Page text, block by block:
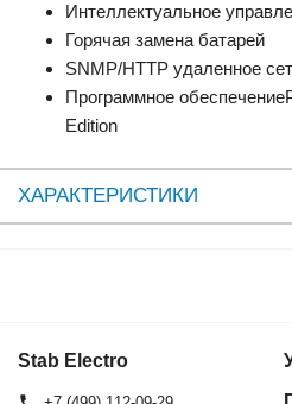
Интеллектуальное
Горячая замена батарей
SNMP/HTTP удаленное
Программное
Edition
ХАРАКТЕРИСТИКИ
Stab Electro